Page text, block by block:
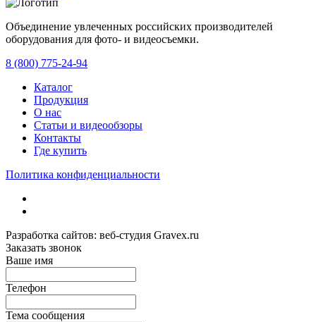
Объединение увлеченных российских производителей
оборудования для фото- и видеосъемки.
8 (800) 775-24-94
Каталог
Продукция
О нас
Статьи и видеообзоры
Контакты
Где купить
Политика конфиденциальности
Разработка сайтов: веб-студия Gravex.ru
Заказать звонок
Ваше имя
Телефон
Тема сообщения